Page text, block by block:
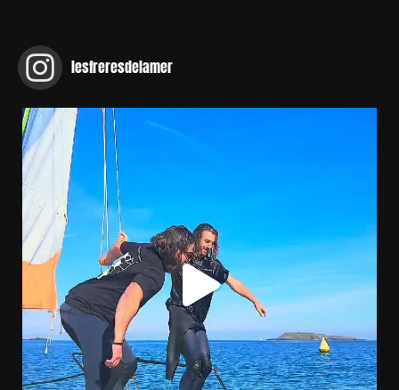
lesfreresdelamer